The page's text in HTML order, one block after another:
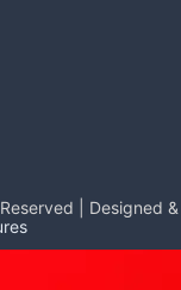
| Designed &